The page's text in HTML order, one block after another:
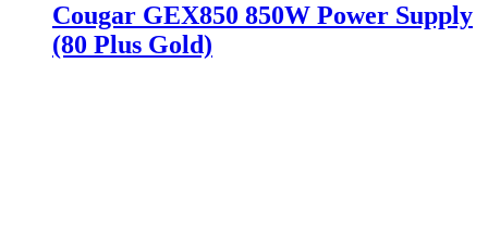
Cougar GEX850 850W Power Supply
(80 Plus Gold)